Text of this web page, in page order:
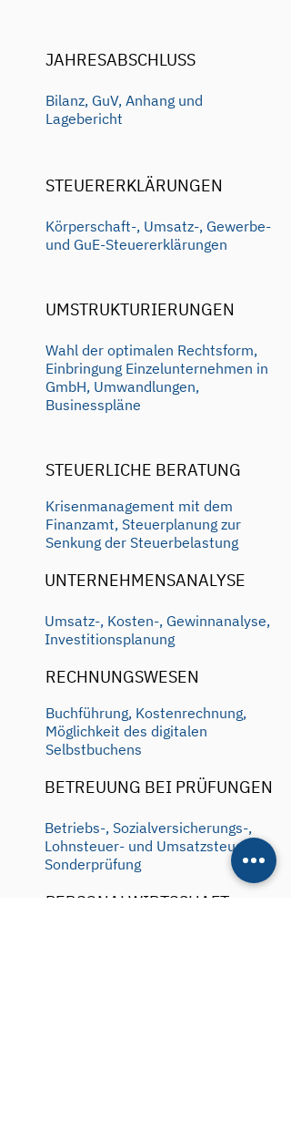
JAHRESABSCHLUSS
Bilanz, GuV, Anhang und
Lagebericht
STEUERERKLÄRUNGEN
Körperschaft-, Umsatz-, Gewerbe-
und GuE-Steuererklärungen
UMSTRUKTURIERUNGEN
Wahl der optimalen Rechtsform,
Einbringung Einzelunternehmen in
GmbH, Umwandlungen,
Businesspläne
STEUERLICHE BERATUNG
Krisenmanagement mit dem
Finanzamt, Steuerplanung zur
Senkung der Steuerbelastung
UNTERNEHMENSANALYSE
Umsatz-, Kosten-, Gewinnanalyse,
Investitionsplanung
RECHNUNGSWESEN
Buchführung, Kostenrechnung,
Möglichkeit des digitalen
Selbstbuchens
BETREUUNG BEI PRÜFUNGEN
Betriebs-, Sozialversicherungs-,
Lohnsteuer- und Umsatzsteuer-
Sonderprüfung
PERSONALWIRTSCHAFT